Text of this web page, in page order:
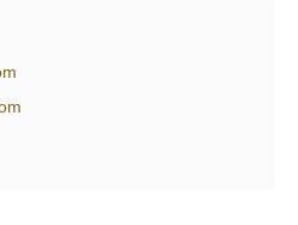
δίκαιο. Στην διάθεση σας για την
του εξωτερικού. Η κα. Ρούσσου
υπηρεσίες και συμβουλές.
Δίκαιο, Ποινικό Δίκαιο, Ιατρικό
Υπερχρεωμένα Νιοικοκυριά, Κόκκινα